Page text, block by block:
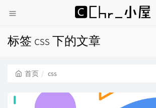
标签 css 下的文章
首页 css